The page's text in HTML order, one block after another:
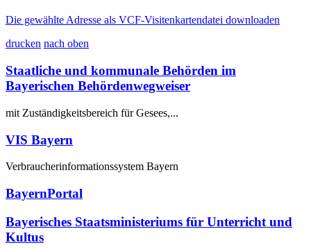
Die gewählte Adresse als VCF-Visitenkartendatei downloaden
drucken nach oben
Staatliche und kommunale Behörden im
Bayerischen Behördenwegweiser
mit Zuständigkeitsbereich für Gesees,...
VIS Bayern
Verbraucherinformationssystem Bayern
BayernPortal
Bayerisches Staatsministeriums für Unterricht und
Kultus